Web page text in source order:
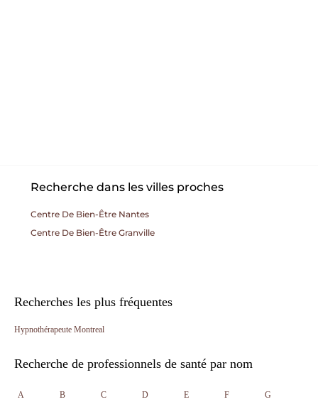
Recherche dans les villes proches
Centre De Bien-Être Nantes
Centre De Bien-Être Granville
Recherches les plus fréquentes
Hypnothérapeute Montreal
Recherche de professionnels de santé par nom
A B C D E F G